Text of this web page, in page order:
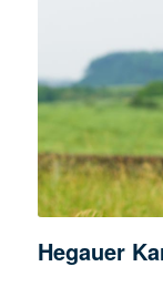
Hegauer